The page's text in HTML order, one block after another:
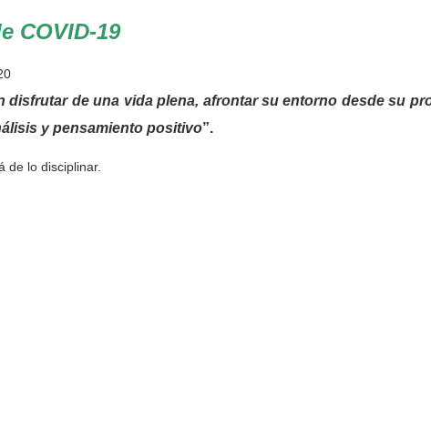
COVID-19
de una vida plena, afrontar su entorno desde su
y pensamiento positivo”.
de lo disciplinar.